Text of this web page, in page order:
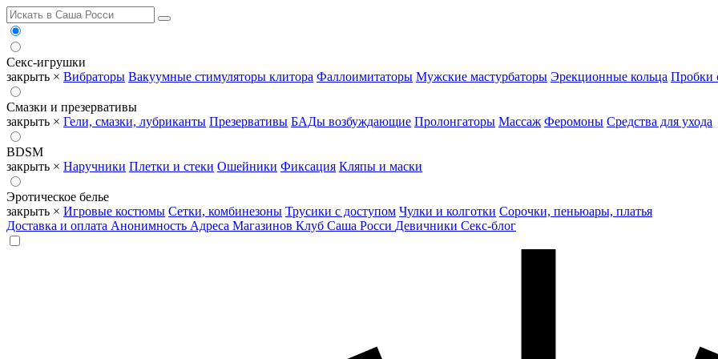
Секс-игрушки
закрыть × Вибраторы Вакуумные стимуляторы клитора Фаллоимитаторы Мужские мастурбаторы Эрекционные кольца Пробки
Смазки и презервативы
закрыть × Гели, смазки, лубриканты Презервативы БАДы возбуждающие Пролонгаторы Массаж Феромоны Средства для ухода
BDSM
закрыть × Наручники Плетки и стеки Ошейники Фиксация Кляпы и маски
Эротическое белье
закрыть × Игровые костюмы Сетки, комбинезоны Трусики с доступом Чулки и колготки Сорочки, пеньюары, платья
Доставка и оплата Анонимность Адреса Магазинов Клуб Саша Росси Девичники Секс-блог